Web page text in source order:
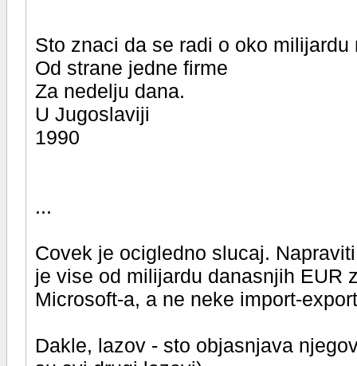
Sto znaci da se radi o oko milijardu
Od strane jedne firme
Za nedelju dana.
U Jugoslaviji
1990
...
Covek je ocigledno slucaj.
je vise od milijardu danasnjih EUR
Microsoft-a, a ne neke import-
Dakle, lazov - sto objasnjava